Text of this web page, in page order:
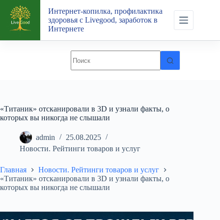
Перейти
сути
Интернет-копилка, профилактика
здоровья с Livegood, заработок в
Интернете
«Титаник» отсканировали в 3D и узнали факты, о
которых вы никогда не слышали
admin
25.08.2025
Новости. Рейтинги товаров и услуг
Главная
Новости. Рейтинги товаров и услуг
«Титаник» отсканировали в 3D и узнали факты, о
которых вы никогда не слышали